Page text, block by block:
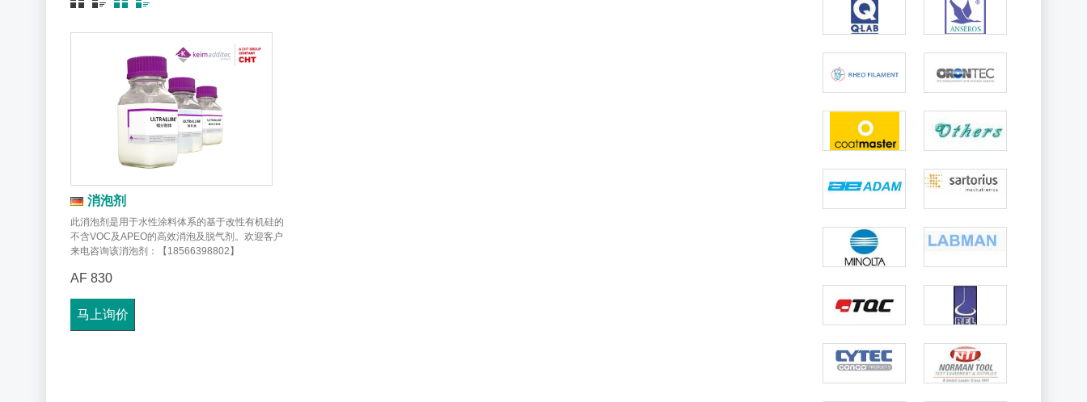
消泡剂
此消泡剂是用于水性涂料体系的基于改性有机硅的
不含VOC及APEO的高效消泡及脱气剂。欢迎客户
来电咨询该消泡剂：【18566398802】
AF 830
马上询价